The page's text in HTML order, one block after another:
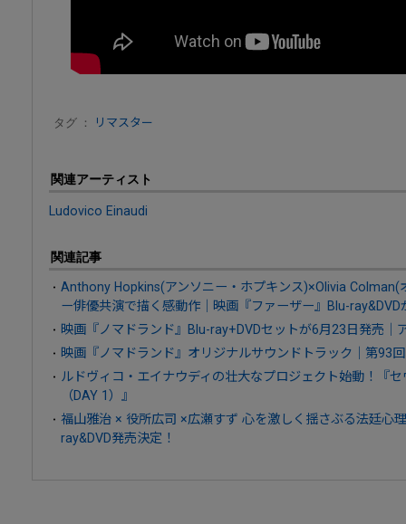
タグ ： リマスター
関連アーティスト
Ludovico Einaudi
関連記事
Anthony Hopkins(アンソニー・ホプキンス)×Olivia Colman(
ー俳優共演で描く感動作｜映画『ファーザー』Blu-ray&DVD
映画『ノマドランド』Blu-ray+DVDセットが6月23日発売｜
映画『ノマドランド』オリジナルサウンドトラック｜第93
ルドヴィコ・エイナウディの壮大なプロジェクト始動！『
（DAY 1）』
福山雅治 × 役所広司 ×広瀬すず 心を激しく揺さぶる法廷心
ray&DVD発売決定！